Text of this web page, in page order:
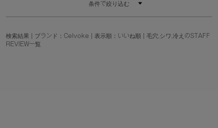
条件で絞り込む
検索結果 | ブランド：Celvoke | 表示順：いいね順 | 毛穴,シワ,冷えのSTAFF
REVIEW一覧